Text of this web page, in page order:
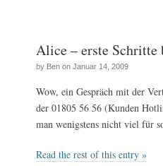
Alice – erste Schritte
by Ben on Januar 14, 2009
Wow, ein Gespräch mit der
der 01805 56 56 (Kunden
man wenigstens nicht viel für
Read the rest of this entry »